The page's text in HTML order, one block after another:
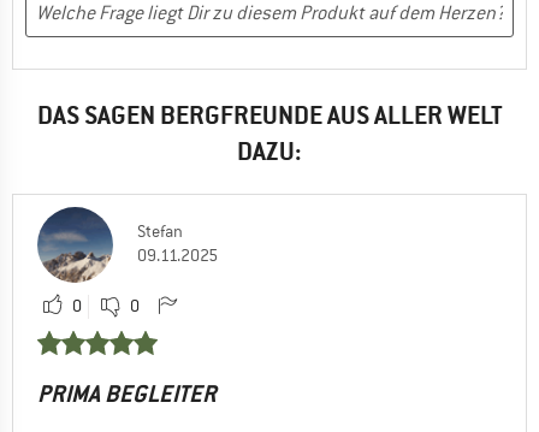
DAS SAGEN BERGFREUNDE AUS ALLER WELT
DAZU:
Stefan
09.11.2025
0 0
PRIMA BEGLEITER